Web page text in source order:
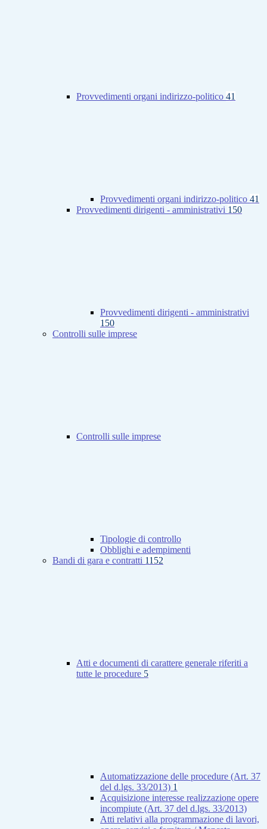
Provvedimenti organi indirizzo-politico 41
Provvedimenti organi indirizzo-politico 41
Provvedimenti dirigenti - amministrativi 150
Provvedimenti dirigenti - amministrativi
150
Controlli sulle imprese
Controlli sulle imprese
Tipologie di controllo
Obblighi e adempimenti
Bandi di gara e contratti 1152
Atti e documenti di carattere generale riferiti a
tutte le procedure 5
Automatizzazione delle procedure (Art. 37
del d.lgs. 33/2013) 1
Acquisizione interesse realizzazione opere
incompiute (Art. 37 del d.lgs. 33/2013)
Atti relativi alla programmazione di lavori,